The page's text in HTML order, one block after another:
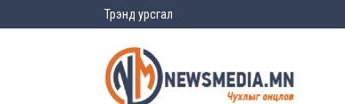
Трэнд урсгал